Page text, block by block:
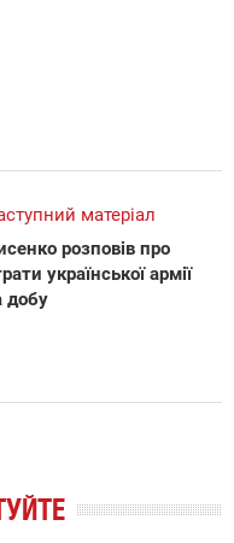
матеріал
розповів про
української армії
добу